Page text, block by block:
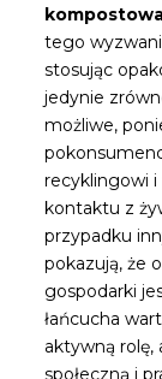
tego
stosując
jedynie
możliwe,
recyklingowi
kontaktu z
przypadku
pokazują, że
gospodarki
łańcucha
aktywną rolę,
społeczną i